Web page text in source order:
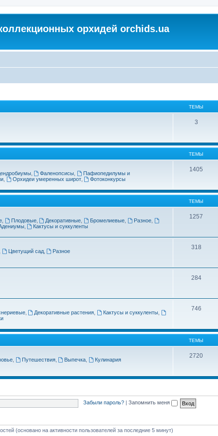
орхидей orchids.ua
ТЕМЫ
3
ТЕМЫ
, Фаленопсисы
Пафиопедилумы и
, Орхидеи умеренных широт, Фотоконкурсы
1405
ТЕМЫ
, Плодовые, Декоративные Бромелиевые Разное
, Кактусы и суккуленты
1257
Цветущий сад, Разное
318
284
, Декоративные растения Кактусы и суккуленты
746
ТЕМЫ
, Путешествия, Выпечка Кулинария
2720
Забыли пароль? Запомнить меня
(основано на активности пользователей за последние 5 минут)